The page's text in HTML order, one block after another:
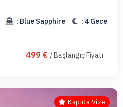
: Blue Sapphire : 4 Gece
499 € / Başlangıç Fiyatı
Kapıda Vize